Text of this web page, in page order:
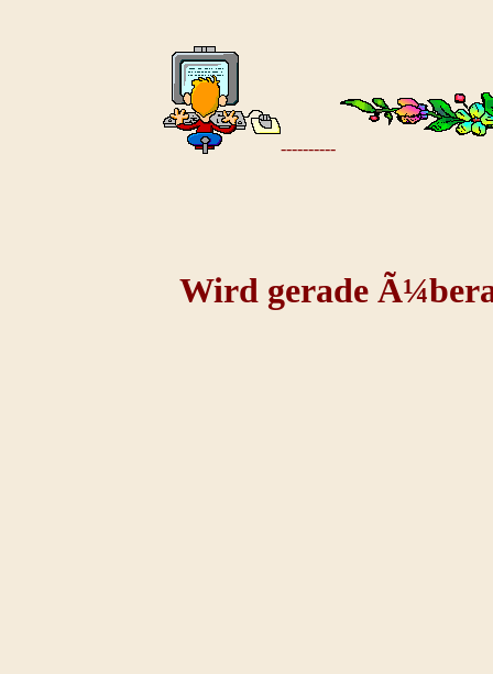
----------
Wird gerade